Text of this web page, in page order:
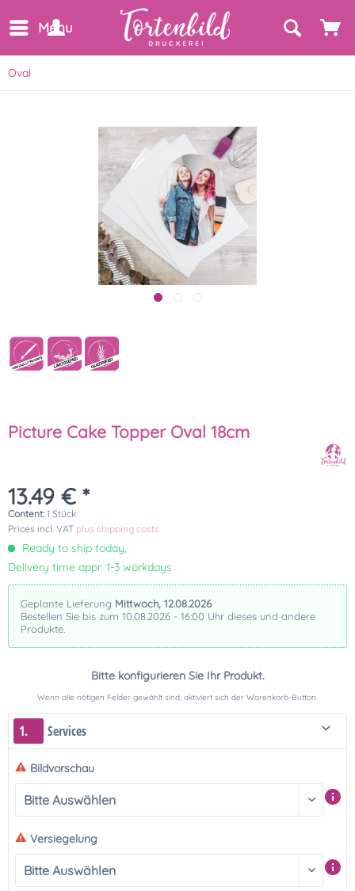
Menu
Oval
Picture Cake Topper Oval 18cm
13.49 € *
Content: 1 Stück
Prices incl. VAT plus shipping costs
Ready to ship today,
Delivery time appr. 1-3 workdays
Geplante Lieferung Mittwoch, 12.08.2026
Bestellen Sie bis zum 10.08.2026 - 16:00 Uhr dieses und andere
Produkte.
Bitte konfigurieren Sie Ihr Produkt.
Wenn alle nötigen Felder gewählt sind, aktiviert sich der Warenkorb-Button.
1. Services
Bildvorschau
Versiegelung